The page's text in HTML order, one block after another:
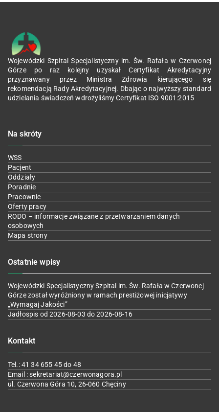
Wojewódzki Szpital Specjalistyczny im. Św. Rafała w Czerwonej
Górze po raz kolejny uzyskał Certyfikat Akredytacyjny
przyznawany przez Ministra Zdrowia kierującego się
rekomendacją Rady Akredytacyjnej. Dbając o najwyższy standard
udzielania świadczeń wdrożyliśmy Certyfikat ISO 9001:2015
Na skróty
WSS
Pacjent
Oddziały
Poradnie
Pracownie
Oferty pracy
RODO – informacje związane z przetwarzaniem danych
osobowych
Mapa strony
Ostatnie wpisy
Wojewódzki Specjalistyczny Szpital im. Św. Rafała w Czerwonej
Górze został wyróżniony w ramach prestiżowej inicjatywy
„Wymagaj Jakości”
Jadłospis od 2026-08-03 do 2026-08-16
Kontakt
Tel.: 41 34 655 45 do 48
Email : sekretariat@czerwonagora.pl
ul. Czerwona Góra 10, 26-060 Chęciny